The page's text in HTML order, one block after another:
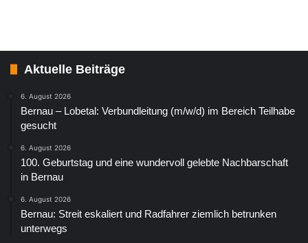
Aktuelle Beiträge
6. August 2026
Bernau – Lobetal: Verbundleitung (m/w/d) im Bereich Teilhabe
gesucht
6. August 2026
100. Geburtstag und eine wundervoll gelebte Nachbarschaft
in Bernau
6. August 2026
Bernau: Streit eskaliert und Radfahrer ziemlich betrunken
unterwegs